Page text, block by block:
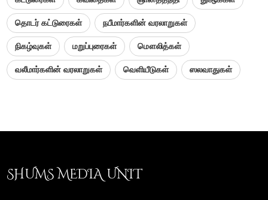
தொடர் கட்டுரைகள் நபீமார்களின் வரலாறுகள்
நிகழ்வுகள் மறுப்புரைகள் மௌலித்கள்
வலீமார்களின் வரலாறுகள் வெளியீடுகள் ஸலவாதுகள்
SHUMS MEDIA UNIT